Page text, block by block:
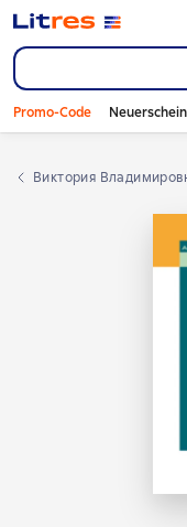
Promo-Code
Виктория